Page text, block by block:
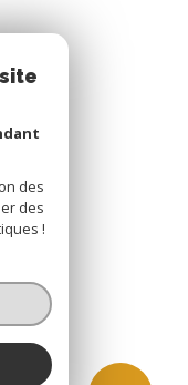
des
des
!